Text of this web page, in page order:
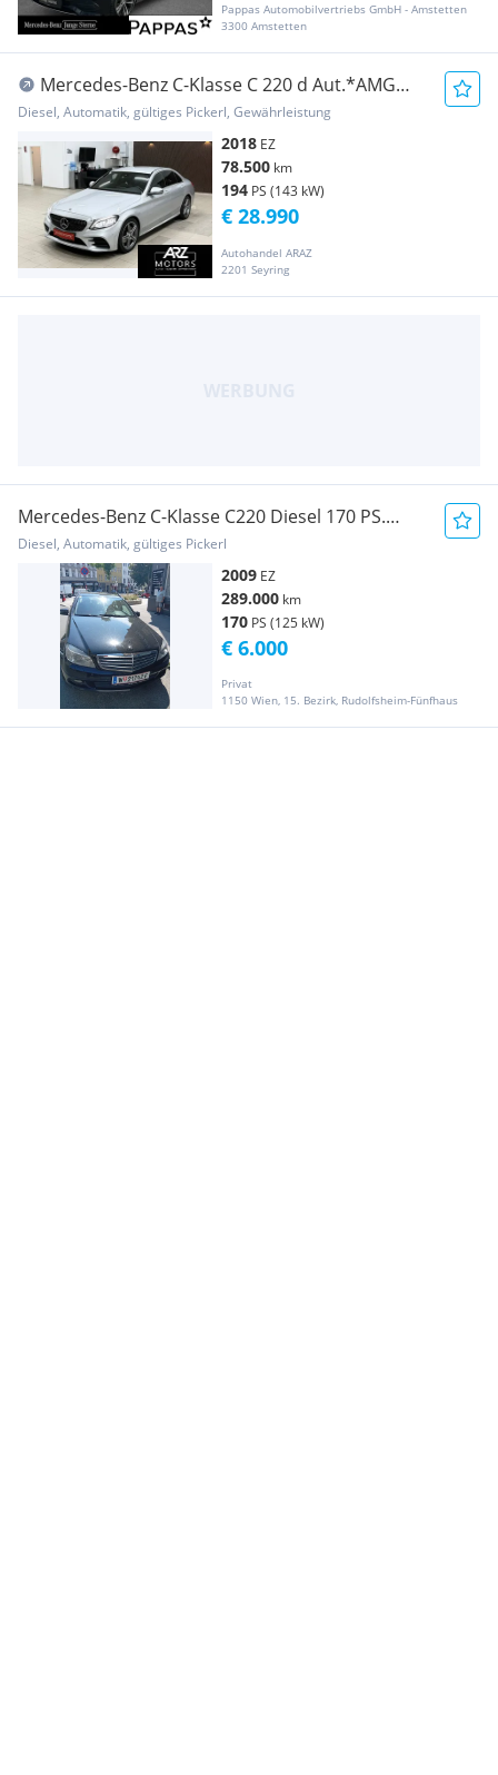
Pappas Automobilvertriebs GmbH - Amstetten
3300 Amstetten
Mercedes-Benz C-Klasse C 220 d Aut.*AMG
Line*Multibeam LED*Abstandswar...
Diesel, Automatik, gültiges Pickerl, Gewährleistung
2018 EZ
78.500 km
194 PS (143 kW)
Autohandel ARAZ
2201 Seyring
€ 28.990
Mercedes-Benz C-Klasse C220 Diesel 170 PS.
Kombi. Automatik
Diesel, Automatik, gültiges Pickerl
2009 EZ
289.000 km
170 PS (125 kW)
Privat
1150 Wien, 15. Bezirk, Rudolfsheim-Fünfhaus
€ 6.000